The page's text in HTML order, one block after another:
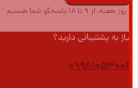
7 روز هفته، از 9 تا 18 پاسخگو شما هستیم
نیاز به پشتیبانی دارید؟
09981053004